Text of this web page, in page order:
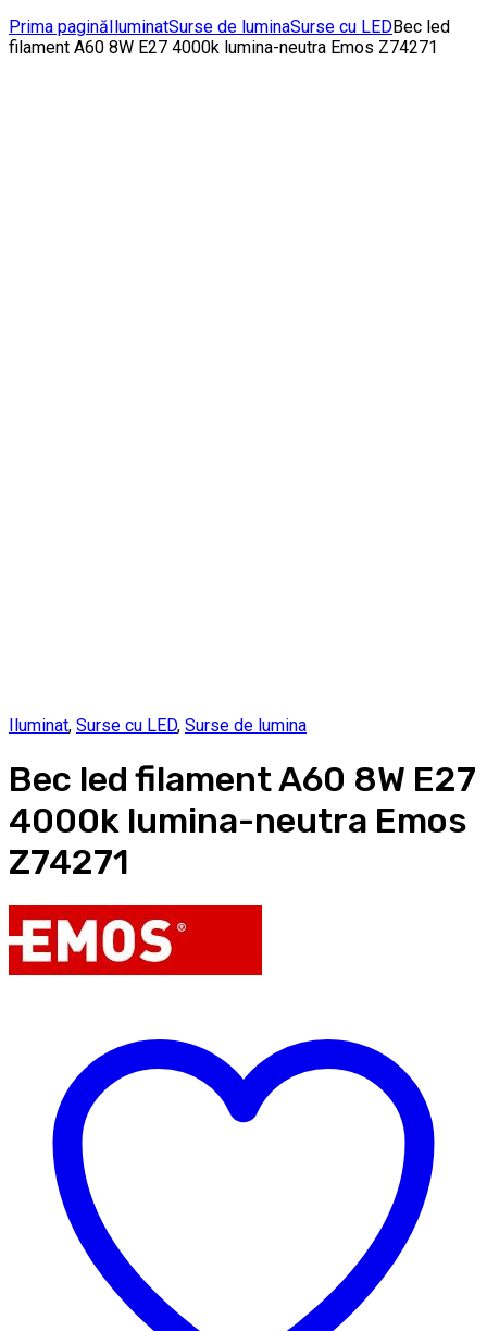
Prima paginăIluminatSurse de luminaSurse cu LEDBec led
filament A60 8W E27 4000k lumina-neutra Emos Z74271
Iluminat, Surse cu LED, Surse de lumina
Bec led filament A60 8W E27
4000k lumina-neutra Emos
Z74271